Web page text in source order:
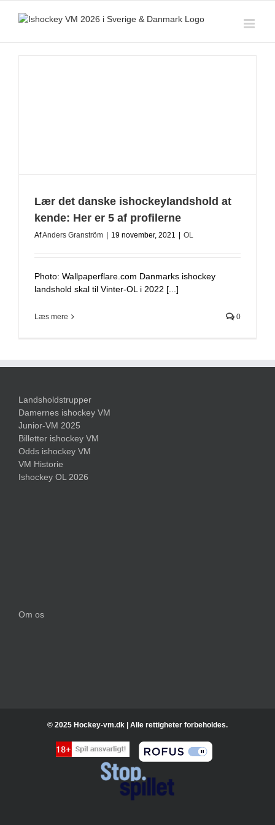
Lær det danske ishockeylandshold at
kende: Her er 5 af profilerne
AfAnders Granström 19 november, 2021 OL
Photo: Wallpaperflare.com Danmarks ishockey
landshold skal til Vinter-OL i 2022 [...]
Læs mere 0
Landsholdstrupper
Damernes ishockey VM
Junior-VM 2025
Billetter ishockey VM
Odds ishockey VM
VM Historie
Ishockey OL 2026
Om os
© 2025 Hockey-vm.dk | Alle rettigheter forbeholdes.